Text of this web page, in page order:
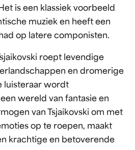
is een klassiek voorbeeld
muziek en heeft een
op latere componisten.
roept levendige
en dromerige
luisteraar wordt
wereld van fantasie en
van Tsjaikovski om met
op te roepen, maakt
krachtige en betoverende